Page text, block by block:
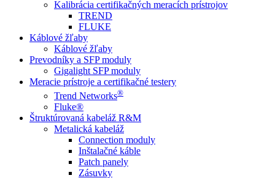
Kalibrácia certifikačných meracích prístrojov
TREND
FLUKE
Káblové žľaby
Káblové žľaby
Prevodníky a SFP moduly
Gigalight SFP moduly
Meracie prístroje a certifikačné testery
Trend Networks®
Fluke®
Štruktúrovaná kabeláž R&M
Metalická kabeláž
Connection moduly
Inštalačné káble
Patch panely
Zásuvky